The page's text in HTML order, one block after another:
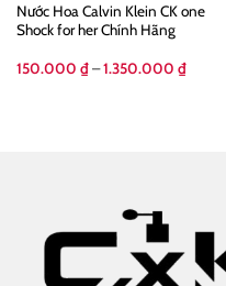
Nước Hoa Calvin Klein CK one
Shock for her Chính Hãng
150.000 ₫ – 1.350.000 ₫Khoảng
giá: